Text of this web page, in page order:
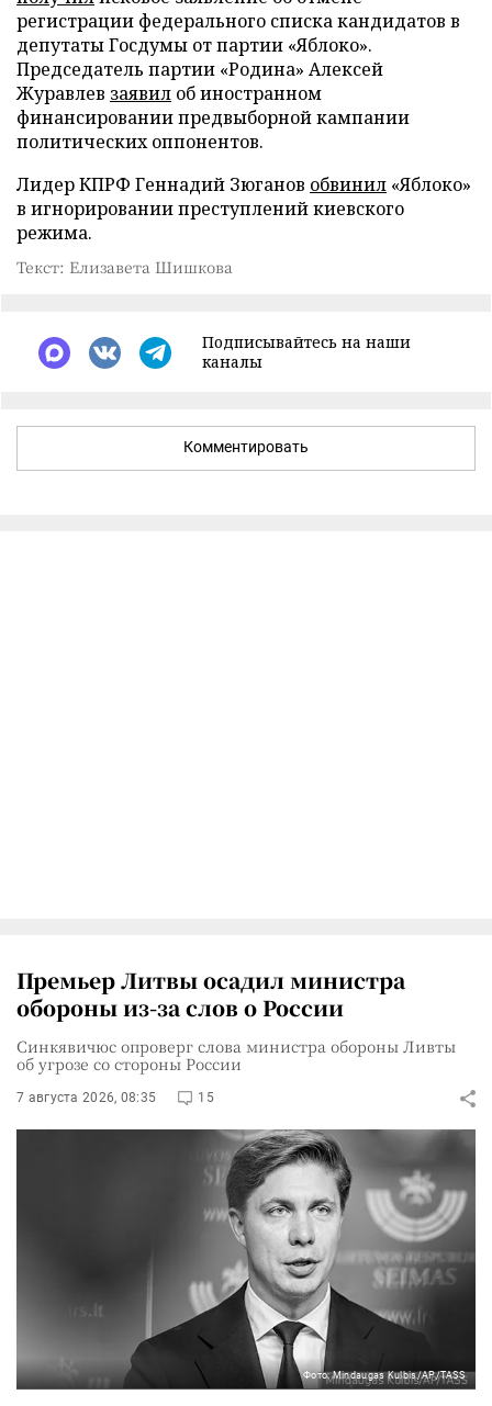
регистрации федерального списка кандидатов в
депутаты Госдумы от партии «Яблоко».
Председатель партии «Родина» Алексей
Журавлев заявил об иностранном
финансировании предвыборной кампании
политических оппонентов.
Лидер КПРФ Геннадий Зюганов обвинил «Яблоко»
в игнорировании преступлений киевского
режима.
Текст: Елизавета Шишкова
Подписывайтесь на наши
каналы
Комментировать
Премьер Литвы осадил министра
обороны из-за слов о России
Синкявичюс опроверг слова министра обороны Ливты
об угрозе со стороны России
7 августа 2026, 08:35 15
Фото: Mindaugas Kulbis/AP/TASS